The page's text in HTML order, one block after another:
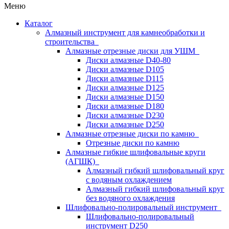
Меню
Каталог
Алмазный инструмент для камнеобработки и
строительства
Алмазные отрезные диски для УШМ
Диски алмазные D40-80
Диски алмазные D105
Диски алмазные D115
Диски алмазные D125
Диски алмазные D150
Диски алмазные D180
Диски алмазные D230
Диски алмазные D250
Алмазные отрезные диски по камню
Отрезные диски по камню
Алмазные гибкие шлифовальные круги
(АГШК)
Алмазный гибкий шлифовальный круг
с водяным охлаждением
Алмазный гибкий шлифовальный круг
без водяного охлаждения
Шлифовально-полировальный инструмент
Шлифовально-полировальный
инструмент D250